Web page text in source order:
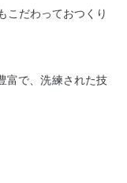
こだわっておつくり
富で、洗練された技